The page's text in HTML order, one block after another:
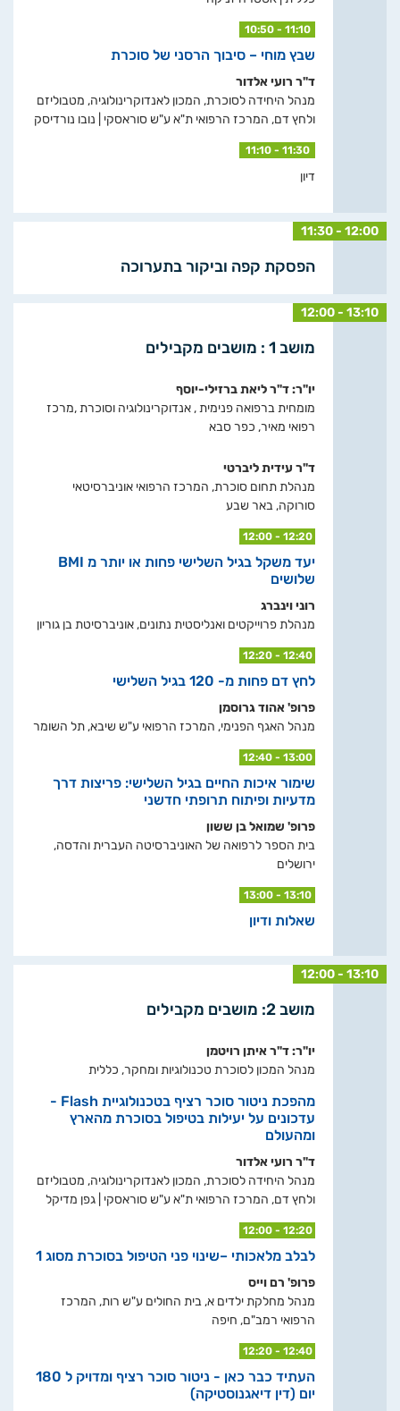
10:50 - 11:10
שבץ מוחי – סיבוך הרסני של סוכרת
ד"ר רועי אלדור
מנהל היחידה לסוכרת, המכון לאנדוקרינולוגיה, מטבוליזם
ולחץ דם, המרכז הרפואי ת"א ע"ש סוראסקי | נובו נורדיסק
11:10 - 11:30
דיון
11:30 - 12:00
הפסקת קפה וביקור בתערוכה
12:00 - 13:10
מושב 1 : מושבים מקבילים
יו"ר: ד"ר ליאת ברזילי-יוסף
מומחית ברפואה פנימית , אנדוקרינולוגיה וסוכרת ,מרכז
רפואי מאיר, כפר סבא
ד"ר עידית ליברטי
מנהלת תחום סוכרת, המרכז הרפואי אוניברסיטאי
סורוקה, באר שבע
12:00 - 12:20
יעד משקל בגיל השלישי פחות או יותר מ BMI
שלושים
רוני וינברג
מנהלת פרוייקטים ואנליסטית נתונים, אוניברסיטת בן גוריון
12:20 - 12:40
לחץ דם פחות מ- 120 בגיל השלישי
פרופ' אהוד גרוסמן
מנהל האגף הפנימי, המרכז הרפואי ע"ש שיבא, תל השומר
12:40 - 13:00
שימור איכות החיים בגיל השלישי: פריצות דרך
מדעיות ופיתוח תרופתי חדשני
פרופ' שמואל בן ששון
בית הספר לרפואה של האוניברסיטה העברית והדסה,
ירושלים
13:00 - 13:10
שאלות ודיון
12:00 - 13:10
מושב 2: מושבים מקבילים
יו"ר: ד"ר איתן רויטמן
מנהל המכון לסוכרת טכנולוגיות ומחקר, כללית
מהפכת ניטור סוכר רציף בטכנולוגיית Flash -
עדכונים על יעילות בטיפול בסוכרת מהארץ
ומהעולם
ד"ר רועי אלדור
מנהל היחידה לסוכרת, המכון לאנדוקרינולוגיה, מטבוליזם
ולחץ דם, המרכז הרפואי ת"א ע"ש סוראסקי | גפן מדיקל
12:00 - 12:20
לבלב מלאכותי –שינוי פני הטיפול בסוכרת מסוג 1
פרופ' רם וייס
מנהל מחלקת ילדים א, בית החולים ע"ש רות, המרכז
הרפואי רמב"ם, חיפה
12:20 - 12:40
העתיד כבר כאן - ניטור סוכר רציף ומדויק ל 180
יום (דין דיאגנוסטיקה)